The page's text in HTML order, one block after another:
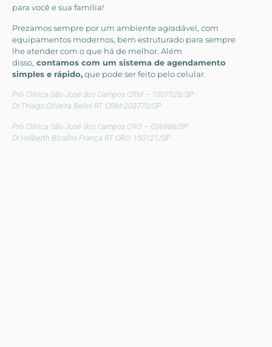
para você e sua família!
Prezamos sempre por um ambiente agradável, com
equipamentos modernos, bem estruturado para sempre
lhe atender com o que há de melhor. Além
disso, contamos com um sistema de agendamento
simples e rápido,que pode ser feito pelo celular.
Pró Clínica São José dos Campos CRM – 1007528/SP
Dr.Thiago Oliveira Belini RT CRM-203770/SP
Pró Clínica São José dos Campos CRO – 026988/SP
Dr.Helberth Bicalho França RT CRO-150121/SP